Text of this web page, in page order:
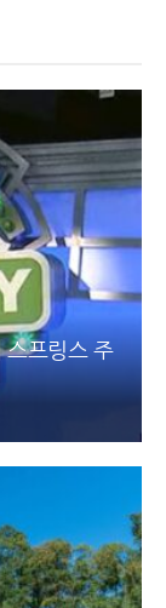
프링스 주